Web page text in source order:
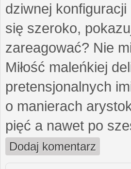
dziwnej konfiguracji
się szeroko,
zareagować? Nie
Miłość maleńkiej
pretensjonalnych
o manierach
pięć a nawet po
Dodaj komentarz